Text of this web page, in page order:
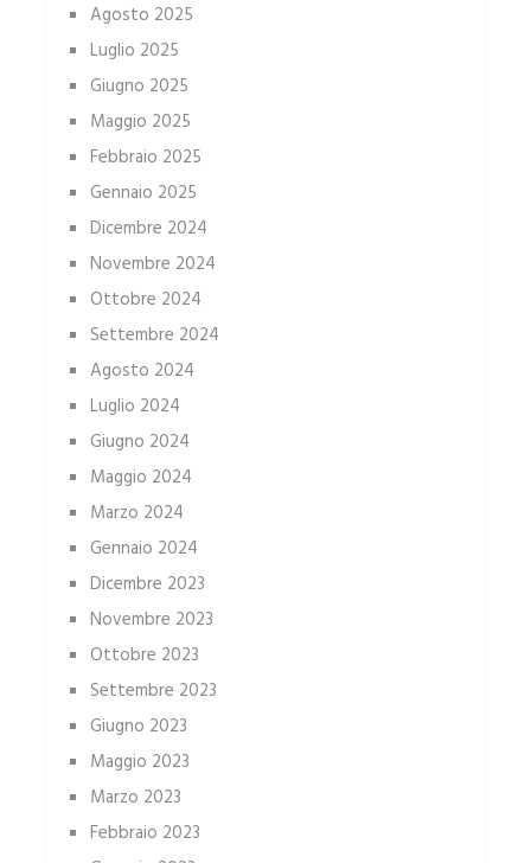
Agosto 2025
Luglio 2025
Giugno 2025
Maggio 2025
Febbraio 2025
Gennaio 2025
Dicembre 2024
Novembre 2024
Ottobre 2024
Settembre 2024
Agosto 2024
Luglio 2024
Giugno 2024
Maggio 2024
Marzo 2024
Gennaio 2024
Dicembre 2023
Novembre 2023
Ottobre 2023
Settembre 2023
Giugno 2023
Maggio 2023
Marzo 2023
Febbraio 2023